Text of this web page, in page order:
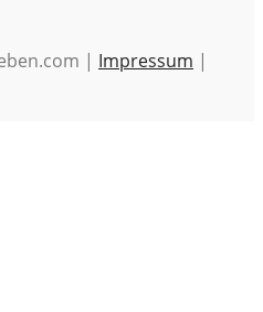
| Impressum |